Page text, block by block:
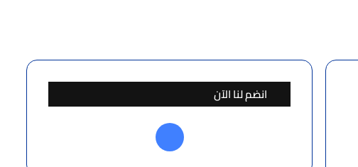
انضم لنا الآن
فيسبوك